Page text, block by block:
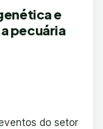
e
pecuária
do setor